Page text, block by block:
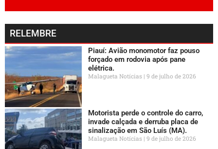
RELEMBRE
Piauí: Avião monomotor faz pouso
forçado em rodovia após pane
elétrica.
Malagueta Notícias 9 de julho de 2026
Motorista perde o controle do carro,
invade calçada e derruba placa de
sinalização em São Luís (MA).
Malagueta Notícias 9 de julho de 2026